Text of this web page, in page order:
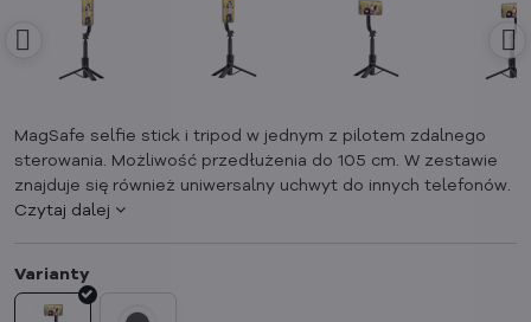
MagSafe selfie stick i tripod w jednym z pilotem zdalnego
sterowania. Możliwość przedłużenia do 105 cm. W zestawie
znajduje się również uniwersalny uchwyt do innych telefonów.
Czytaj dalej